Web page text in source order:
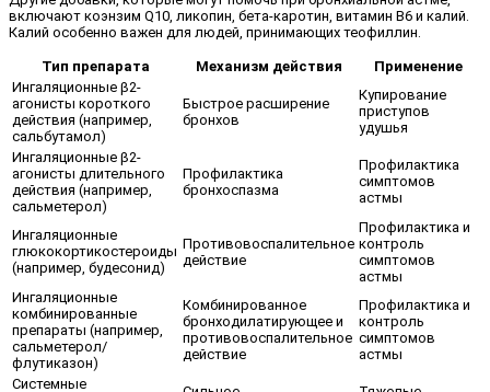
включают коэнзим Q10, ликопин, бета-каротин, витамин В6 и калий.
Калий особенно важен для людей, принимающих теофиллин.
Тип препарата Механизм действия
Применение
Ингаляционные β2-
агонисты короткого
действия (например,
сальбутамол)
Быстрое расширение
бронхов
Купирование
приступов
удушья
Ингаляционные β2-
агонисты длительного
действия (например,
сальметерол)
Профилактика
бронхоспазма
Профилактика
симптомов
астмы
Ингаляционные
глюкокортикостероиды
(например, будесонид)
Противовоспалительное
действие
Профилактика и
контроль
симптомов
астмы
Ингаляционные
комбинированные
препараты (например,
сальметерол/
флутиказон)
Комбинированное
бронходилатирующее и
противовоспалительное
действие
Профилактика и
контроль
симптомов
астмы
Системные